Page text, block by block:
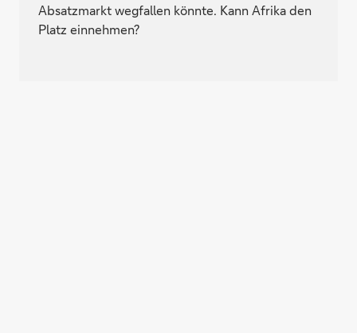
Absatzmarkt wegfallen könnte. Kann Afrika den
Platz einnehmen?